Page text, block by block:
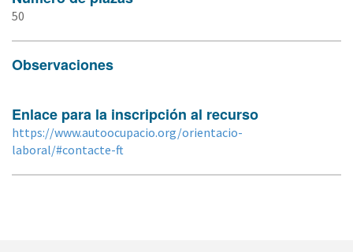
50
Observaciones
Enlace para la inscripción al recurso
https://www.autoocupacio.org/orientacio-
laboral/#contacte-ft